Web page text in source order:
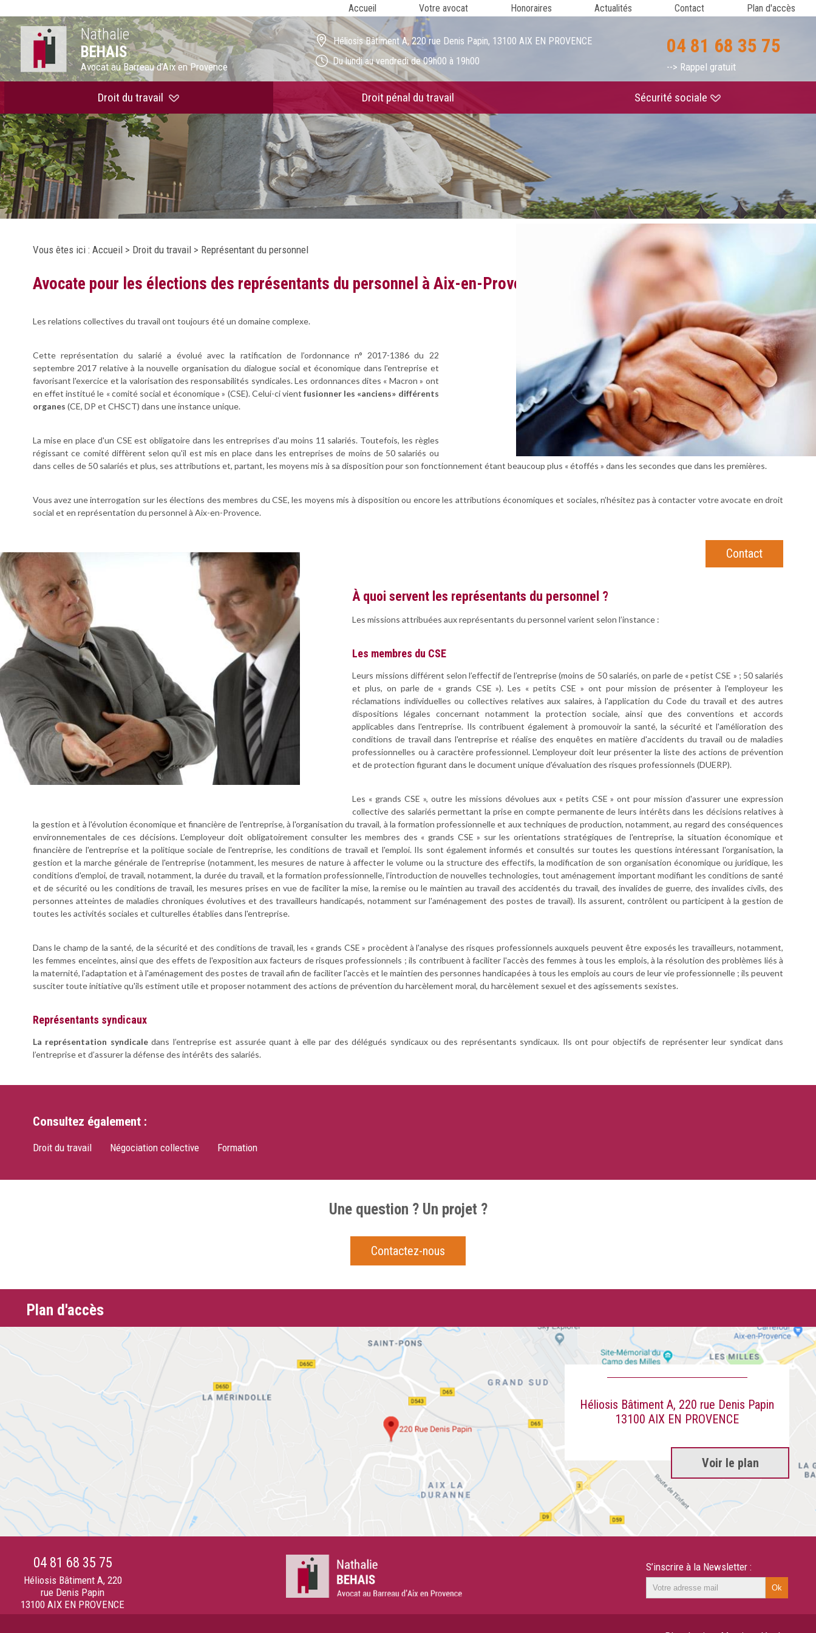
Accueil Votre avocat Honoraires Actualités Contact Plan d'accès
Nathalie
BEHAIS
Avocat au Barreau d’Aix en Provence
Héliosis Bâtiment A, 220 rue Denis Papin, 13100 AIX EN PROVENCE
Du lundi au vendredi de 09h00 à 19h00
04 81 68 35 75
--> Rappel gratuit
Droit du travail Droit pénal du travail Sécurité sociale
Vous êtes ici : Accueil > Droit du travail > Représentant du personnel
Avocate pour les élections des représentants du personnel à Aix-en-Provence
Les relations collectives du travail ont toujours été un domaine complexe.
Cette représentation du salarié a évolué avec la ratification de l’ordonnance n° 2017-1386 du 22
septembre 2017 relative à la nouvelle organisation du dialogue social et économique dans l'entreprise et
favorisant l'exercice et la valorisation des responsabilités syndicales. Les ordonnances dites « Macron » ont
en effet institué le « comité social et économique » (CSE). Celui-ci vient fusionner les «anciens» différents
organes (CE, DP et CHSCT) dans une instance unique.
La mise en place d'un CSE est obligatoire dans les entreprises d'au moins 11 salariés. Toutefois, les règles
régissant ce comité diffèrent selon qu'il est mis en place dans les entreprises de moins de 50 salariés ou
dans celles de 50 salariés et plus, ses attributions et, partant, les moyens mis à sa disposition pour son fonctionnement étant beaucoup plus « étoffés » dans les secondes que dans les premières.
Vous avez une interrogation sur les élections des membres du CSE, les moyens mis à disposition ou encore les attributions économiques et sociales, n’hésitez pas à contacter votre avocate en droit
social et en représentation du personnel à Aix-en-Provence.
Contact
À quoi servent les représentants du personnel ?
Les missions attribuées aux représentants du personnel varient selon l’instance :
Les membres du CSE
Leurs missions différent selon l’effectif de l’entreprise (moins de 50 salariés, on parle de « petist CSE » ; 50 salariés
et plus, on parle de « grands CSE »). Les « petits CSE » ont pour mission de présenter à l'employeur les
réclamations individuelles ou collectives relatives aux salaires, à l'application du Code du travail et des autres
dispositions légales concernant notamment la protection sociale, ainsi que des conventions et accords
applicables dans l'entreprise. Ils contribuent également à promouvoir la santé, la sécurité et l'amélioration des
conditions de travail dans l'entreprise et réalise des enquêtes en matière d'accidents du travail ou de maladies
professionnelles ou à caractère professionnel. L'employeur doit leur présenter la liste des actions de prévention
et de protection figurant dans le document unique d'évaluation des risques professionnels (DUERP).
Les « grands CSE », outre les missions dévolues aux « petits CSE » ont pour mission d'assurer une expression
collective des salariés permettant la prise en compte permanente de leurs intérêts dans les décisions relatives à
la gestion et à l'évolution économique et financière de l'entreprise, à l'organisation du travail, à la formation professionnelle et aux techniques de production, notamment, au regard des conséquences
environnementales de ces décisions. L’employeur doit obligatoirement consulter les membres des « grands CSE » sur les orientations stratégiques de l'entreprise, la situation économique et
financière de l'entreprise et la politique sociale de l'entreprise, les conditions de travail et l'emploi. Ils sont également informés et consultés sur toutes les questions intéressant l'organisation, la
gestion et la marche générale de l'entreprise (notamment, les mesures de nature à affecter le volume ou la structure des effectifs, la modification de son organisation économique ou juridique, les
conditions d'emploi, de travail, notamment, la durée du travail, et la formation professionnelle, l’introduction de nouvelles technologies, tout aménagement important modifiant les conditions de santé
et de sécurité ou les conditions de travail, les mesures prises en vue de faciliter la mise, la remise ou le maintien au travail des accidentés du travail, des invalides de guerre, des invalides civils, des
personnes atteintes de maladies chroniques évolutives et des travailleurs handicapés, notamment sur l'aménagement des postes de travail). Ils assurent, contrôlent ou participent à la gestion de
toutes les activités sociales et culturelles établies dans l'entreprise.
Dans le champ de la santé, de la sécurité et des conditions de travail, les « grands CSE » procèdent à l'analyse des risques professionnels auxquels peuvent être exposés les travailleurs, notamment,
les femmes enceintes, ainsi que des effets de l'exposition aux facteurs de risques professionnels ; ils contribuent à faciliter l'accès des femmes à tous les emplois, à la résolution des problèmes liés à
la maternité, l'adaptation et à l'aménagement des postes de travail afin de faciliter l'accès et le maintien des personnes handicapées à tous les emplois au cours de leur vie professionnelle ; ils peuvent
susciter toute initiative qu'ils estiment utile et proposer notamment des actions de prévention du harcèlement moral, du harcèlement sexuel et des agissements sexistes.
Représentants syndicaux
La représentation syndicaledans l’entreprise est assurée quant à elle par des délégués syndicaux ou des représentants syndicaux. Ils ont pour objectifs de représenter leur syndicat dans
l’entreprise et d’assurer la défense des intérêts des salariés.
Consultez également :
Droit du travail Négociation collective Formation
Une question ? Un projet ?
Contactez-nous
Plan d'accès
Héliosis Bâtiment A, 220 rue Denis Papin
13100 AIX EN PROVENCE
Voir le plan
04 81 68 35 75
Héliosis Bâtiment A, 220
rue Denis Papin
13100 AIX EN PROVENCE
S’inscrire à la Newsletter :